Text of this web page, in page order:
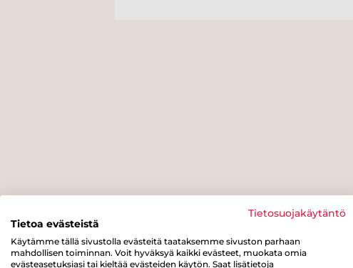
Tietosuojakäytäntö
Tietoa evästeistä
Käytämme tällä sivustolla evästeitä taataksemme sivuston parhaan
mahdollisen toiminnan. Voit hyväksyä kaikki evästeet, muokata omia
evästeasetuksiasi tai kieltää evästeiden käytön. Saat lisätietoja